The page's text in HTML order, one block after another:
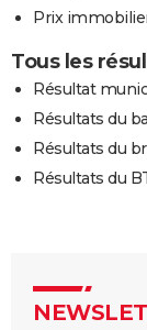
Prix
Tous les
Résultat
Résultats du
Résultats du
Résultats du